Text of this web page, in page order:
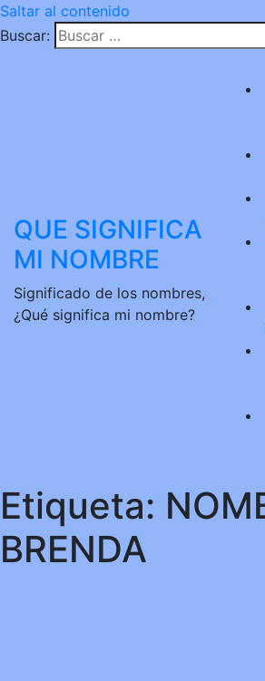
Saltar al contenido
Buscar:
QUE SIGNIFICA
MI NOMBRE
Significado de los nombres,
¿Qué significa mi nombre?
Etiqueta:
BRENDA